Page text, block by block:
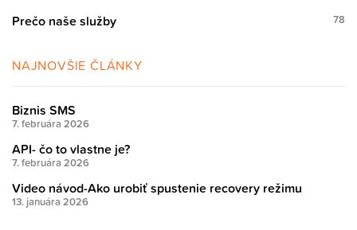
Prečo naše služby 78
NAJNOVŠIE ČLÁNKY
Biznis SMS
7. februára 2026
API- čo to vlastne je?
7. februára 2026
Video návod-Ako urobiť spustenie recovery režimu
13. januára 2026